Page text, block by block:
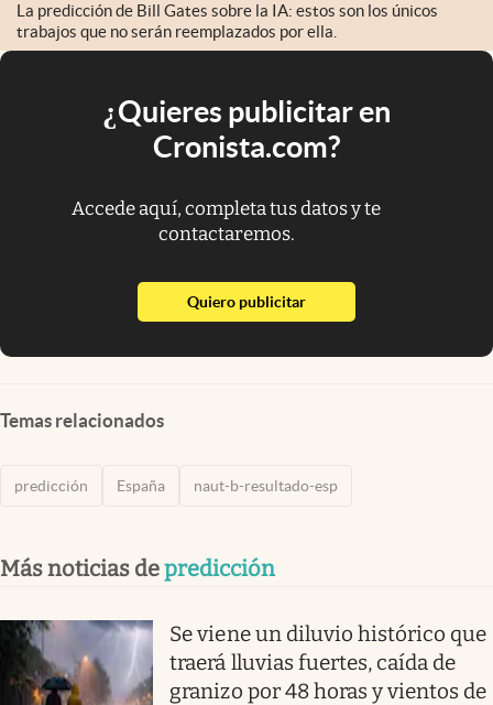
La predicción de Bill Gates sobre la IA: estos son los únicos
trabajos que no serán reemplazados por ella.
¿Quieres publicitar en
Cronista.com?
Accede aquí, completa tus datos y te
contactaremos.
Quiero publicitarabre en nueva pestaña
Temas relacionados
predicción España naut-b-resultado-esp
Más noticias depredicción
Se viene un diluvio histórico que
traerá lluvias fuertes, caída de
granizo por 48 horas y vientos de